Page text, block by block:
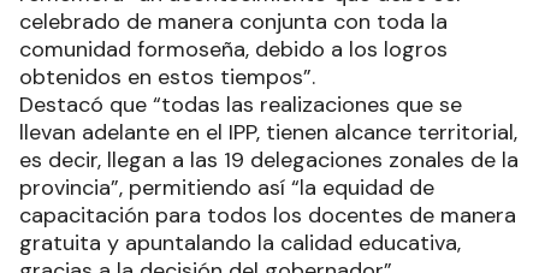
celebrado de manera conjunta con toda la
comunidad formoseña, debido a los logros
obtenidos en estos tiempos”.
Destacó que “todas las realizaciones que se
llevan adelante en el IPP, tienen alcance territorial,
es decir, llegan a las 19 delegaciones zonales de la
provincia”, permitiendo así “la equidad de
capacitación para todos los docentes de manera
gratuita y apuntalando la calidad educativa,